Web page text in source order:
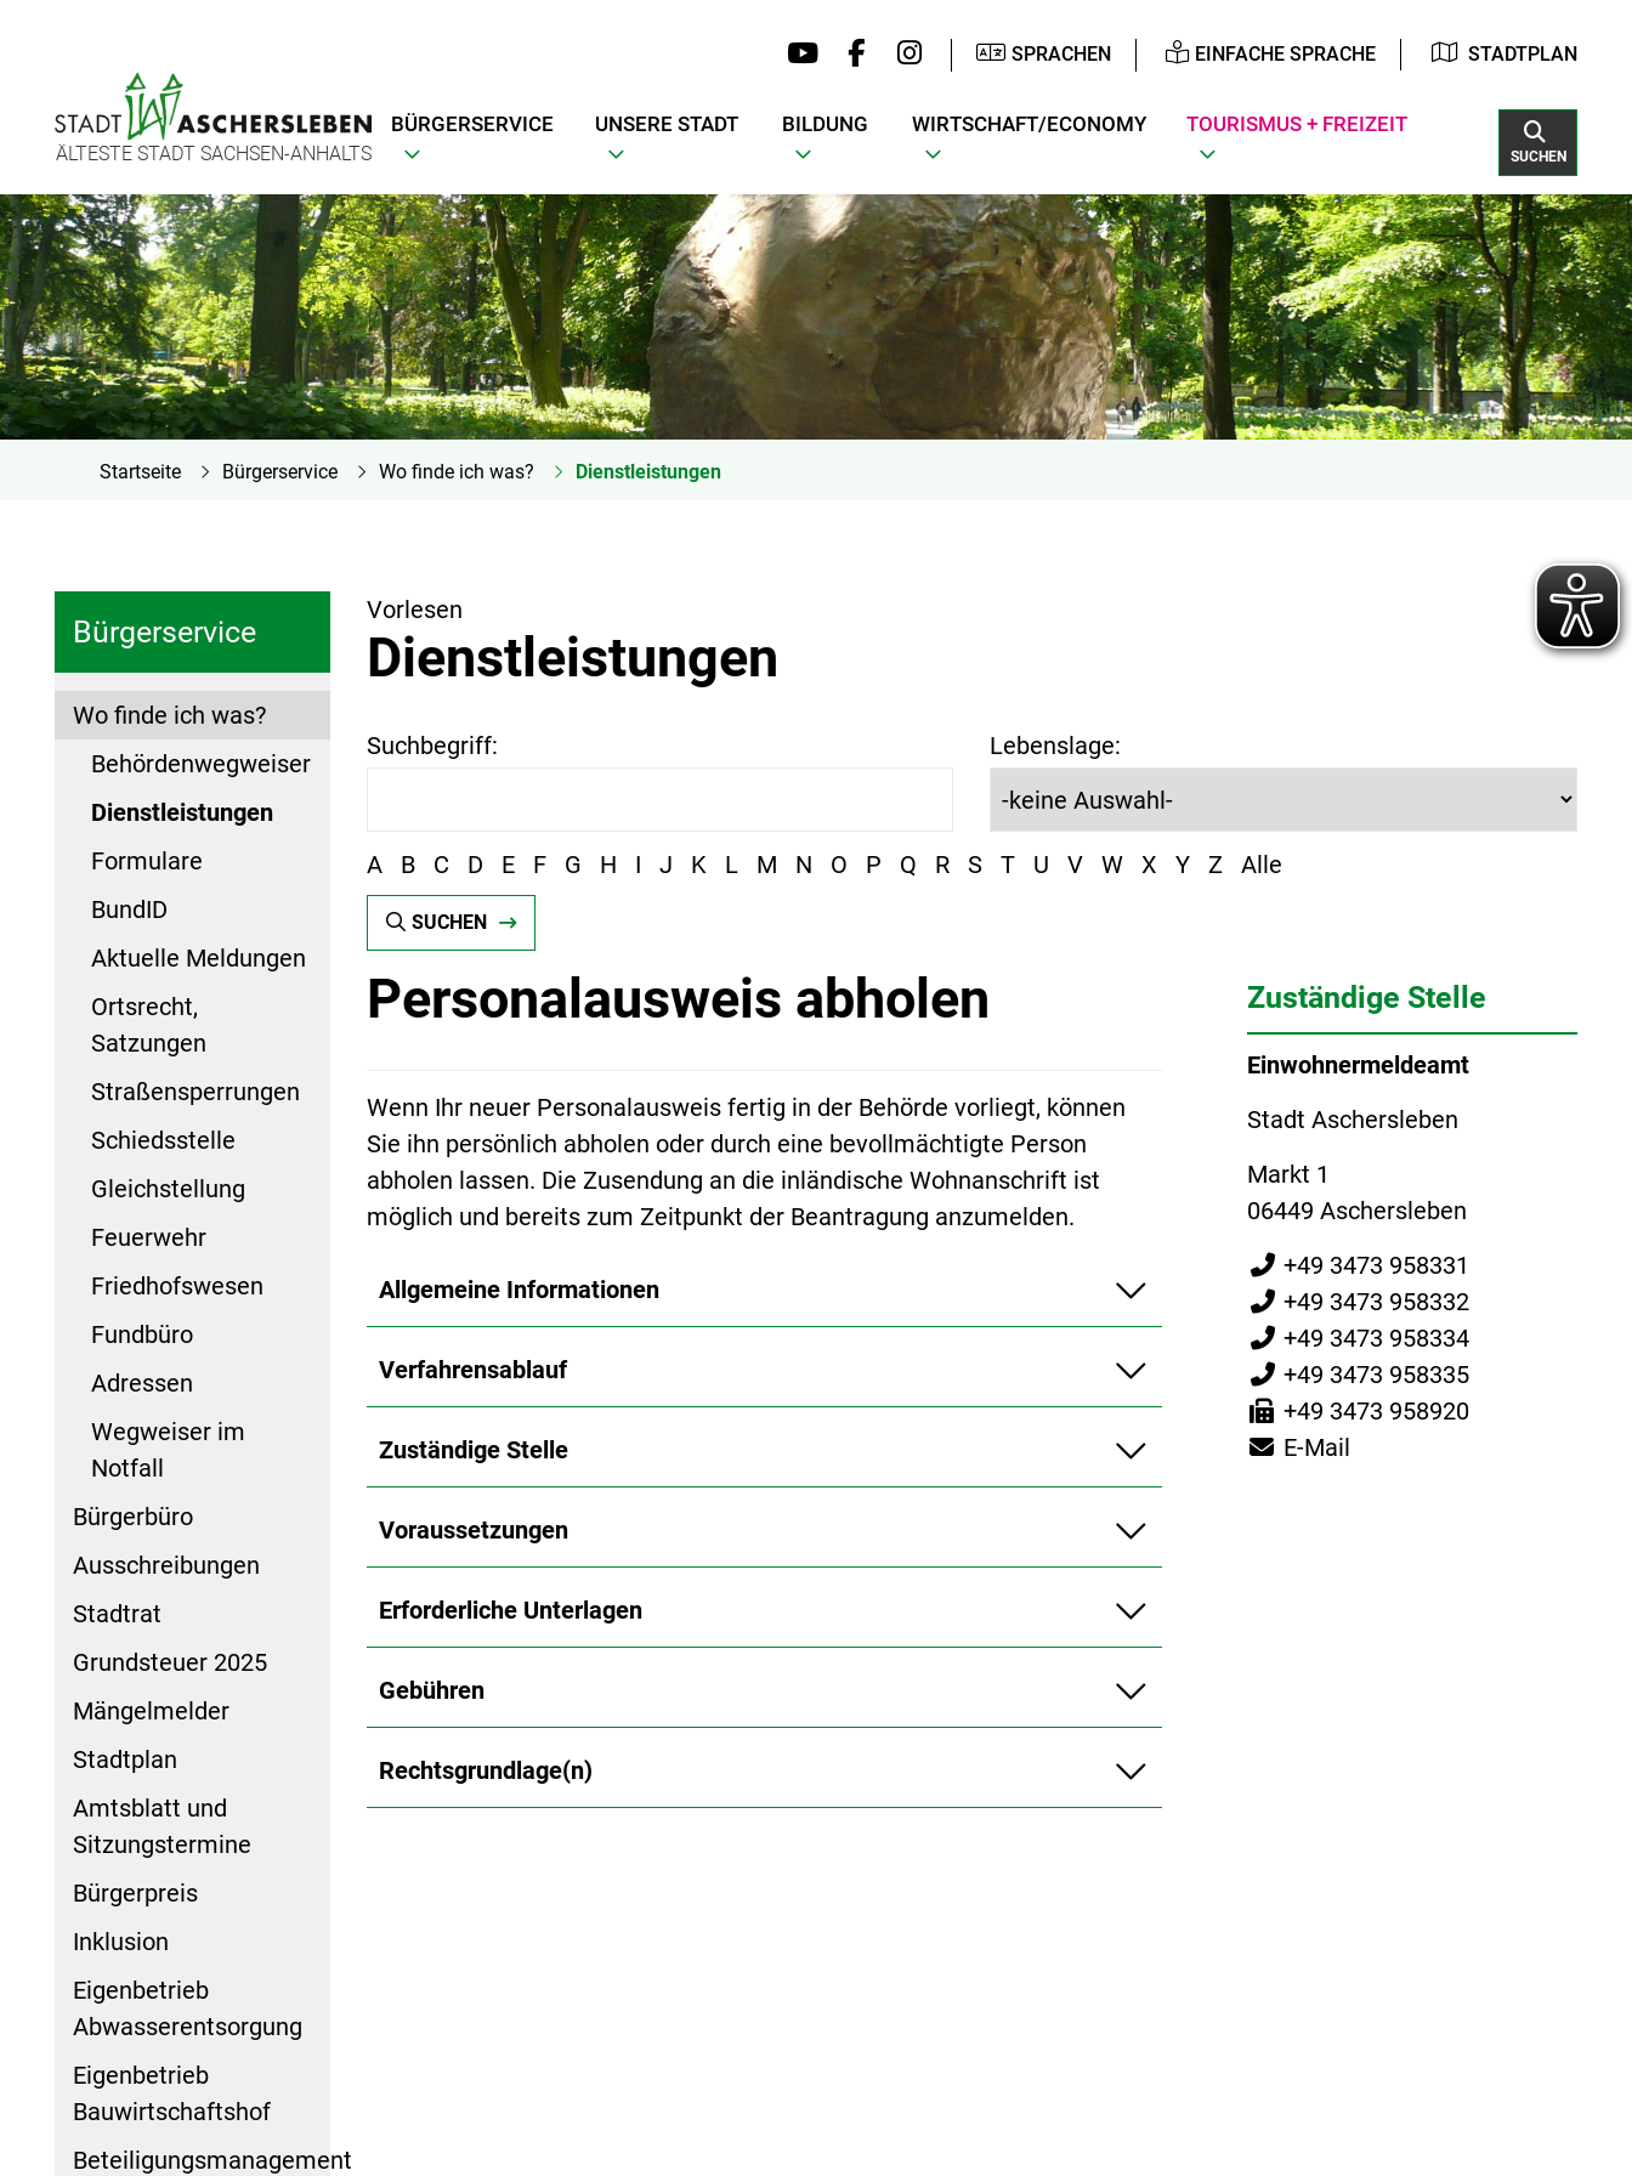
SPRACHEN EINFACHE SPRACHE STADTPLAN
ÄLTESTE STADT SACHSEN-ANHALTS
BÜRGERSERVICE UNSERE STADT BILDUNG WIRTSCHAFT/ECONOMY TOURISMUS + FREIZEIT
SUCHEN
Startseite Bürgerservice Wo finde ich was? Dienstleistungen
Bürgerservice
Wo finde ich was?
Behördenwegweiser
Dienstleistungen
Formulare
BundID
Aktuelle Meldungen
Ortsrecht,
Satzungen
Straßensperrungen
Schiedsstelle
Gleichstellung
Feuerwehr
Friedhofswesen
Fundbüro
Adressen
Wegweiser im
Notfall
Bürgerbüro
Ausschreibungen
Stadtrat
Grundsteuer 2025
Mängelmelder
Stadtplan
Amtsblatt und
Sitzungstermine
Bürgerpreis
Inklusion
Eigenbetrieb
Abwasserentsorgung
Eigenbetrieb
Bauwirtschaftshof
Beteiligungsmanagement
Vorlesen
Dienstleistungen
Suchbegriff: Lebenslage:
A B C D E F G H I J K L M N O P Q R S T U V W X Y Z Alle
SUCHEN
Personalausweis abholen
Wenn Ihr neuer Personalausweis fertig in der Behörde vorliegt, können
Sie ihn persönlich abholen oder durch eine bevollmächtigte Person
abholen lassen. Die Zusendung an die inländische Wohnanschrift ist
möglich und bereits zum Zeitpunkt der Beantragung anzumelden.
Allgemeine Informationen
Verfahrensablauf
Zuständige Stelle
Voraussetzungen
Erforderliche Unterlagen
Gebühren
Rechtsgrundlage(n)
Zuständige Stelle
Einwohnermeldeamt
Stadt Aschersleben
Markt 1
06449 Aschersleben
+49 3473 958331
+49 3473 958332
+49 3473 958334
+49 3473 958335
+49 3473 958920
E-Mail